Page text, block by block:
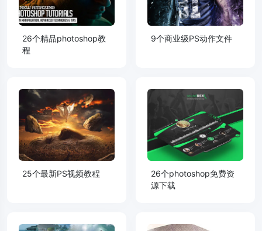
26个精品photoshop教
程
9个商业级PS动作文件
25个最新PS视频教程
26个photoshop免费资
源下载